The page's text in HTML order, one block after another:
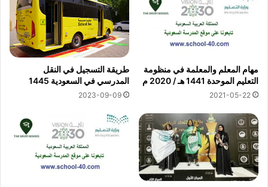
مهام المعلم والمعلمة في منظومة
التعليم الموحدة 1441 هـ / 2020 م
2021-05-22
طريقة التسجيل في النقل
المدرسي في السعودية 1445
2023-09-09